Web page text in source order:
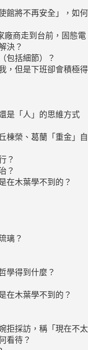
館將不再安全」，如何
廠商走到台前，固態電
決？
包括細節）？
，但是下班卻會積極得
是「人」的思維方式
棟榮、葛蘭「重金」自
？
？
在木葉學不到的？
璃？
學得到什麼？
在木葉學不到的？
拒採訪，稱「現在不太
看待？